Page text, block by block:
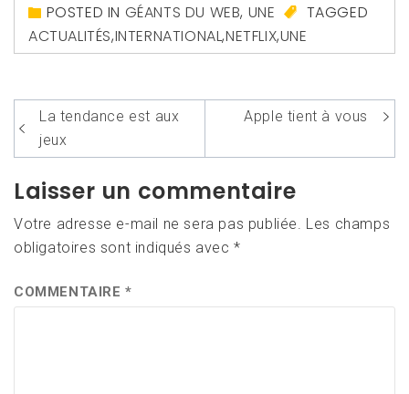
POSTED IN GÉANTS DU WEB, UNE
TAGGED
ACTUALITÉS,INTERNATIONAL,NETFLIX,UNE
Navigation
de
l’article
La tendance est aux
jeux
Apple tient à vous
Laisser un commentaire
Votre adresse e-mail ne sera pas publiée. Les champs
obligatoires sont indiqués avec*
COMMENTAIRE*